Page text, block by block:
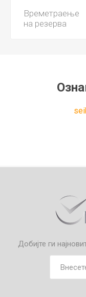
Времетраење
на резерва
Добијте ги